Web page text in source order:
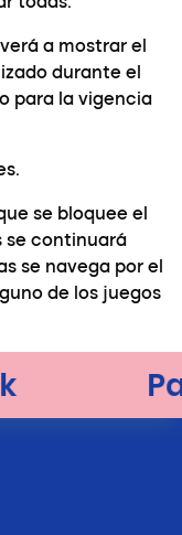
a mostrar el
durante el
para la vigencia
se bloquee el
se continuará
se navega por el
de los juegos